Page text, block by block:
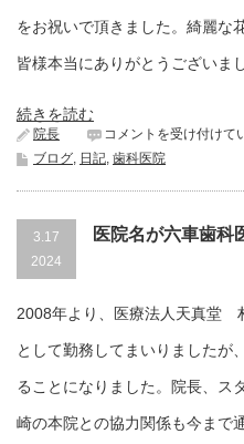
をお祝いで頂きました。綺麗な
皆様本当にありがとうございまし
続きを読む
院長
お
祝
は
コメントを受け付けて
ブログ, 日記, 歯科医院
3.17
2024
医院名が六車歯科
2008年より、医療法人天真堂
として勤務してまいりましたが
ることになりました。院長、ス
崎の本院との協力関係も今ま